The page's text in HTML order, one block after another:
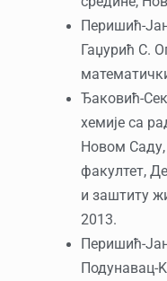
Перишић-
Гаџурић С.
Ђаковић-
хемије са
Новом
факултет,
и заштиту
2013.
Перишић-
Подунавац-